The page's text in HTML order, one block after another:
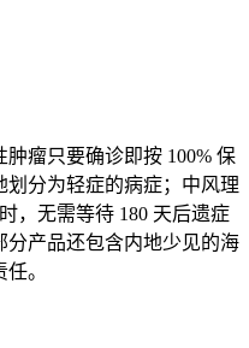
瘤只要确诊即按 100% 保
分为轻症的病症；中风理
，无需等待 180 天后遗症
产品还包含内地少见的海
。